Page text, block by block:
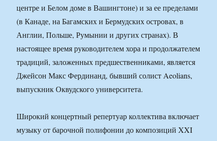
центре и Белом доме в Вашингтоне) и за ее пределами
(в Канаде, на Багамских и Бермудских островах, в
Англии, Польше, Румынии и других странах). В
настоящее время руководителем хора и продолжателем
традиций, заложенных предшественниками, является
Джейсон Макс Фердинанд, бывший солист Aeolians,
выпускник Оквудского университета.
Широкий концертный репертуар коллектива включает
музыку от барочной полифонии до композиций XXI